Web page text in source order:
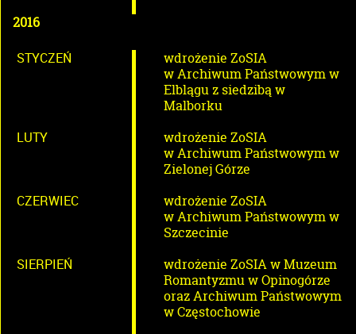
2016
STYCZEŃ
wdrożenie ZoSIA
w Archiwum Państwowym w
Elblągu z siedzibą w
Malborku
LUTY
wdrożenie ZoSIA
w Archiwum Państwowym w
Zielonej Górze
CZERWIEC
wdrożenie ZoSIA
w Archiwum Państwowym w
Szczecinie
SIERPIEŃ
wdrożenie ZoSIA w Muzeum
Romantyzmu w Opinogórze
oraz Archiwum Państwowym
w Częstochowie